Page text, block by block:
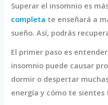
Superar el insomnio es
completa te enseñará a
sueño. Así, podrás
El primer paso es
insomnio puede causar
dormir o despertar
energía y cómo te sientes